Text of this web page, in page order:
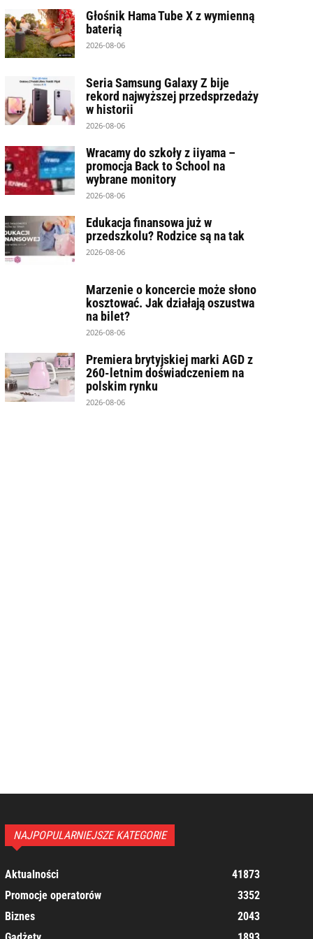
Głośnik Hama Tube X z wymienną
baterią
2026-08-06
Seria Samsung Galaxy Z bije
rekord najwyższej przedsprzedaży
w historii
2026-08-06
Wracamy do szkoły z iiyama –
promocja Back to School na
wybrane monitory
2026-08-06
Edukacja finansowa już w
przedszkolu? Rodzice są na tak
2026-08-06
Marzenie o koncercie może słono
kosztować. Jak działają oszustwa
na bilet?
2026-08-06
Premiera brytyjskiej marki AGD z
260-letnim doświadczeniem na
polskim rynku
2026-08-06
NAJPOPULARNIEJSZE KATEGORIE
Aktualności
41873
Promocje operatorów
3352
Biznes
2043